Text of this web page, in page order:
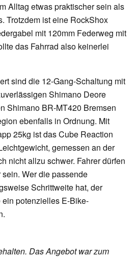
Alltag etwas praktischer sein als
Trotzdem ist eine RockShox
mit 120mm Federweg mit
das Fahrrad also keinerlei
sind die 12-Gang-Schaltung mit
Shimano Deore
Shimano BR-MT420 Bremsen
ebenfalls in Ordnung. Mit
25kg ist das Cube Reaction
gemessen an der
nicht allzu schwer. Fahrer dürfen
Wer die passende
Schrittweite hat, der
potenzielles E-Bike-
Das Angebot war zum